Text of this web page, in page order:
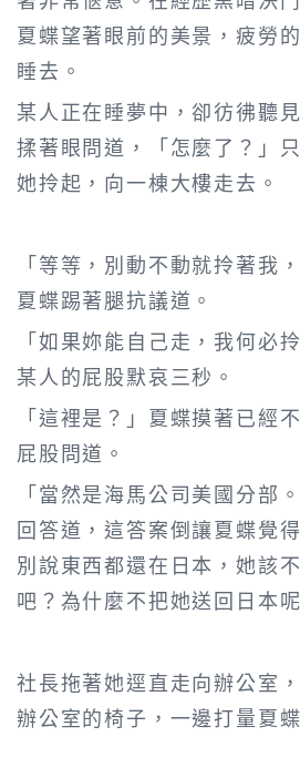
夏蝶望著眼前的美景，疲勞
睡去。
某人正在睡夢中，卻彷彿聽
揉著眼問道，「怎麼了？」
她拎起，向一棟大樓走去。
「等等，別動不動就拎著我
夏蝶踢著腿抗議道。
「如果妳能自己走，我何必
某人的屁股默哀三秒。
「這裡是？」夏蝶摸著已經
屁股問道。
「當然是海馬公司美國分部
回答道，這答案倒讓夏蝶覺
別說東西都還在日本，她該
吧？為什麼不把她送回日本
社長拖著她逕直走向辦公室
辦公室的椅子，一邊打量夏蝶